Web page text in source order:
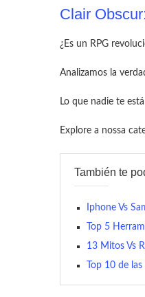
Clair
¿Es un RPG
Analizamos la
Lo que nadie te
Explore a nossa
También te
Iphone Vs
Top 5
13 Mitos Vs
Top 10 de